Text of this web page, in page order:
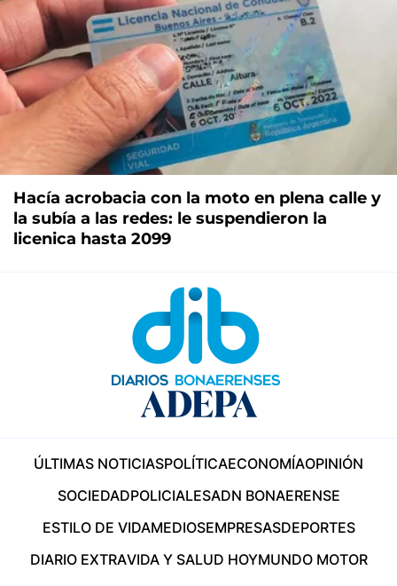
Hacía acrobacia con la moto en plena calle y
la subía a las redes: le suspendieron la
licenica hasta 2099
ÚLTIMAS NOTICIASPOLÍTICAECONOMÍAOPINIÓN
SOCIEDADPOLICIALESADN BONAERENSE
ESTILO DE VIDAMEDIOSEMPRESASDEPORTES
DIARIO EXTRAVIDA Y SALUD HOYMUNDO MOTOR